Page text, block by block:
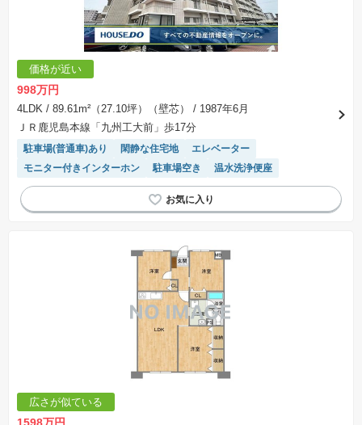
価格が近い
998万円
4LDK / 89.61m²（27.10坪）（壁芯）
/ 1987年6月
ＪＲ鹿児島本線「九州工大前」歩17分
駐車場(普通車)あり 閑静な住宅地
エレベーター
モニター付きインターホン
駐車場空き 温水洗浄便座
広さが似ている